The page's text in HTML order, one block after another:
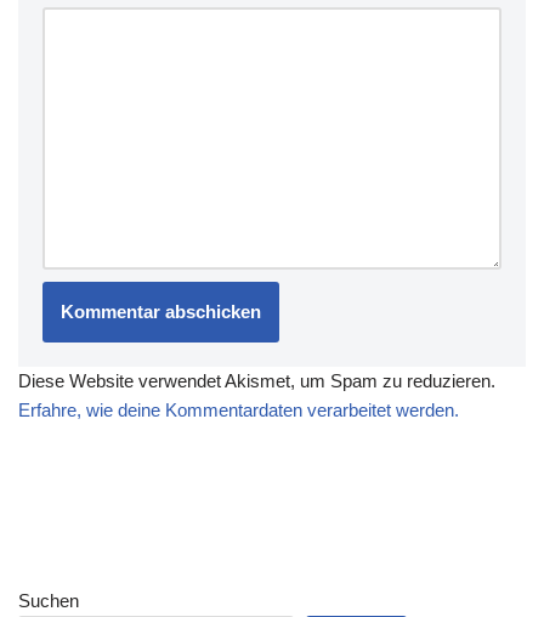
Diese Website verwendet Akismet, um Spam zu reduzieren.
Erfahre, wie deine Kommentardaten verarbeitet werden.
Suchen